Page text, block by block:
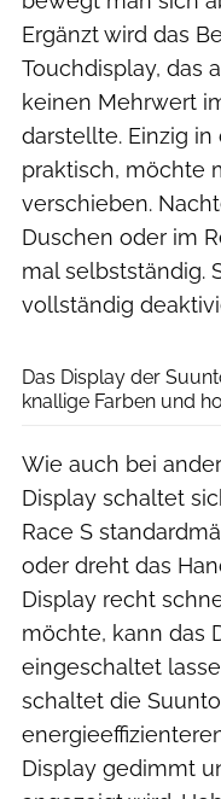
Ergänzt wird das
Touchdisplay, das
keinen Mehrwert
darstellte. Einzig
praktisch, möchte
verschieben.
Duschen oder im
mal selbstständig.
vollständig
Das Display der
knallige Farben und
Wie auch bei
Display schaltet
Race S
oder dreht das
Display recht
möchte, kann das
eingeschaltet
schaltet die
Display gedimmt